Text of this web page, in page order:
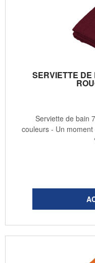
SERVIETTE DE
Serviette de bain
couleurs - Un